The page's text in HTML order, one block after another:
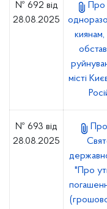
№ 692 від
28.08.2025
місті
№ 693 від
28.08.2025
"Про